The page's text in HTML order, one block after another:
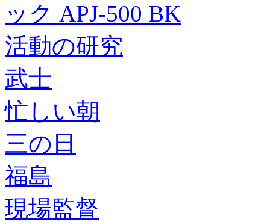
ック APJ-500 BK
活動の研究
武士
忙しい朝
三の日
福島
現場監督